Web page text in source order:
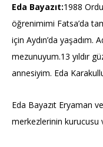
Eda Bayazıt:1988
öğrenimimi Fatsa’da
için Aydın’da yaşadım.
mezunuyum.13 yıldır
annesiyim. Eda
Eda Bayazıt Eryaman
merkezlerinin kurucusu